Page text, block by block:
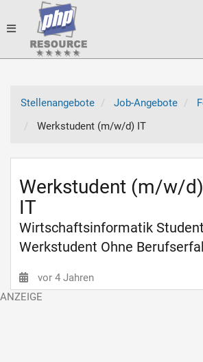
Toggle
Stellenangebote
Job-Angebote
Werkstudent (m/w/d) IT
Werkstudent (m/w/d)
IT
Wirtschaftsinformatik
Werkstudent Ohne
vor 4 Jahren